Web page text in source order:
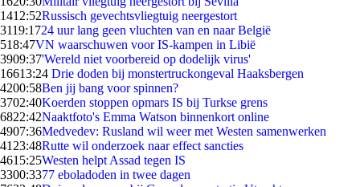
1412:52Russisch gevechtsvliegtuig neergestort
3119:1724 uur lang geen vluchten van en naar België
518:47VN waarschuwen voor IS-kampen in Libië
3909:37'Wereld niet voorbereid op dodelijk virus'
16613:24 Drie doden bij monstertruckongeval Haaksbergen
4200:58Ben jij bang voor spinnen?
3702:40Koerden stoppen opmars IS bij Turkse grens
6822:42Naaktfoto's Emma Watson binnenkort online
4907:36Medvedev: Rusland wil weer met Westen samenwerken
41 23:48Rutte wil onderzoek naar effect sancties
4615:25Westen helpt Assad tegen IS
3300:3377 eboladoden in twee dagen